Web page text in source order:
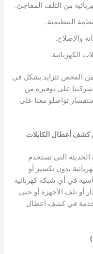
من التلف المفاجئ.
التنظيمية.
والإصلاح.
الكهربائية.
من الفحص تتزايد بشكل في
على توفيره من
تواصلو معنا على
كشف أعطال الكابلات
الحديثة التي تستخدم
بدون تكسير أو
في أي شبكة كهربائية
أو تلف الأجهزة أو حتى
في كشف أعطال